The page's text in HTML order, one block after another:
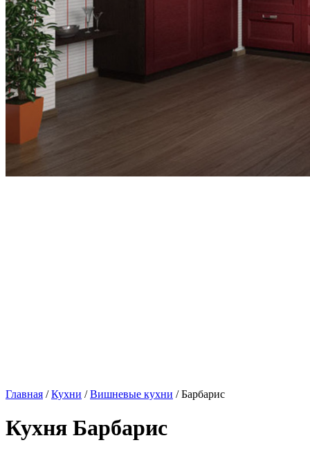
Главная /Кухни /Вишневые кухни / Барбарис
Кухня Барбарис